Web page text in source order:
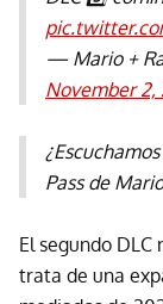
— Mario +
November 2,
Pass de
El segundo
trata de una